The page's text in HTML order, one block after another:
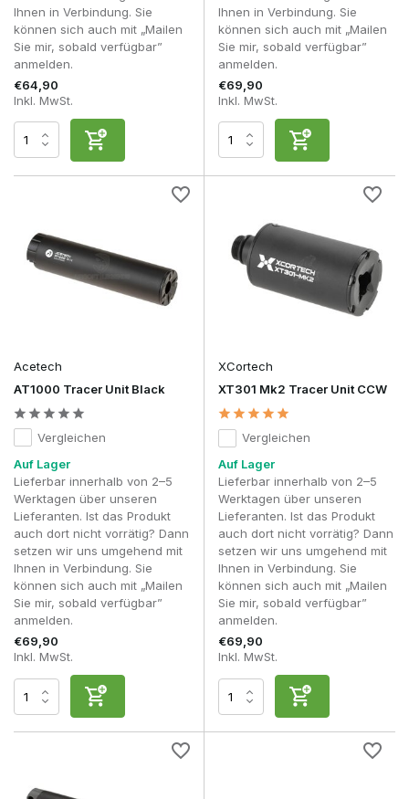
Ihnen in Verbindung. Sie
können sich auch mit „Mailen
Sie mir, sobald verfügbar”
anmelden.
€64,90
Inkl. MwSt.
Ihnen in Verbindung. Sie
können sich auch mit „Mailen
Sie mir, sobald verfügbar”
anmelden.
€69,90
Inkl. MwSt.
Acetech
AT1000 Tracer Unit Black
Vergleichen
Auf Lager
Lieferbar innerhalb von 2–5
Werktagen über unseren
Lieferanten. Ist das Produkt
auch dort nicht vorrätig? Dann
setzen wir uns umgehend mit
Ihnen in Verbindung. Sie
können sich auch mit „Mailen
Sie mir, sobald verfügbar”
anmelden.
€69,90
Inkl. MwSt.
XCortech
XT301 Mk2 Tracer Unit CCW
Vergleichen
Auf Lager
Lieferbar innerhalb von 2–5
Werktagen über unseren
Lieferanten. Ist das Produkt
auch dort nicht vorrätig? Dann
setzen wir uns umgehend mit
Ihnen in Verbindung. Sie
können sich auch mit „Mailen
Sie mir, sobald verfügbar”
anmelden.
€69,90
Inkl. MwSt.